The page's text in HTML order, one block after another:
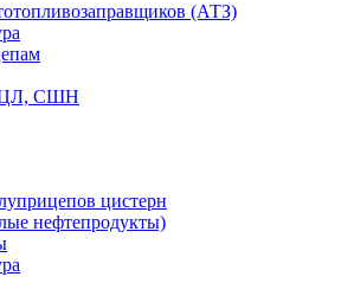
(АТЗ)
СШН
цистерн
нефтепродукты)